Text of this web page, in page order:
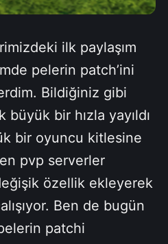
ilk paylaşım
pelerin patch’ini
Bildiğiniz gibi
bir hızla yayıldı
bir oyuncu kitlesine
pvp serverler
özellik ekleyerek
Ben de bugün
patchi